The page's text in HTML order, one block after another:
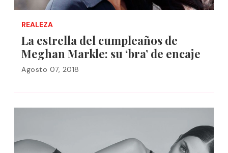
REALEZA
La estrella del cumpleaños de
Meghan Markle: su ‘bra’ de encaje
Agosto 07, 2018